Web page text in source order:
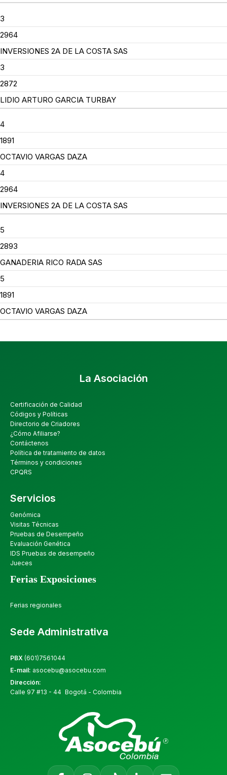
3
2964
INVERSIONES 2A DE LA COSTA SAS
3
2872
LIDIO ARTURO GARCIA TURBAY
4
1891
OCTAVIO VARGAS DAZA
4
2964
INVERSIONES 2A DE LA COSTA SAS
5
2893
GANADERIA RICO RADA SAS
5
1891
OCTAVIO VARGAS DAZA
La Asociación
Certificación de Calidad
Códigos y Políticas
Directorio de Criadores
¿Cómo Afiliarse?
Contáctenos
Política de tratamiento de datos
Términos y condiciones
CPQRS
Servicios
Genómica
Visitas Técnicas
Pruebas de Desempeño
Evaluación Genética
IDS Pruebas de desempeño
Jueces
Ferias Exposiciones
Ferias regionales
Sede Administrativa
PBX (601)7561044
E-mail: asocebu@asocebu.com
Dirección:
Calle 97 #13 - 44 Bogotá - Colombia